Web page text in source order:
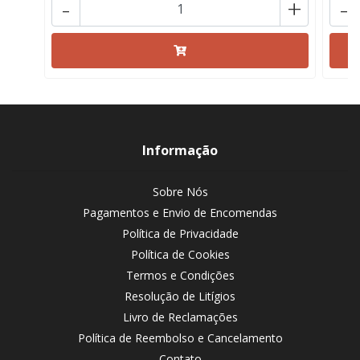
+
- -
Informação
Sobre Nós
Pagamentos e Envio de Encomendas
Política de Privacidade
Política de Cookies
Termos e Condições
Resolução de Litígios
Livro de Reclamações
Política de Reembolso e Cancelamento